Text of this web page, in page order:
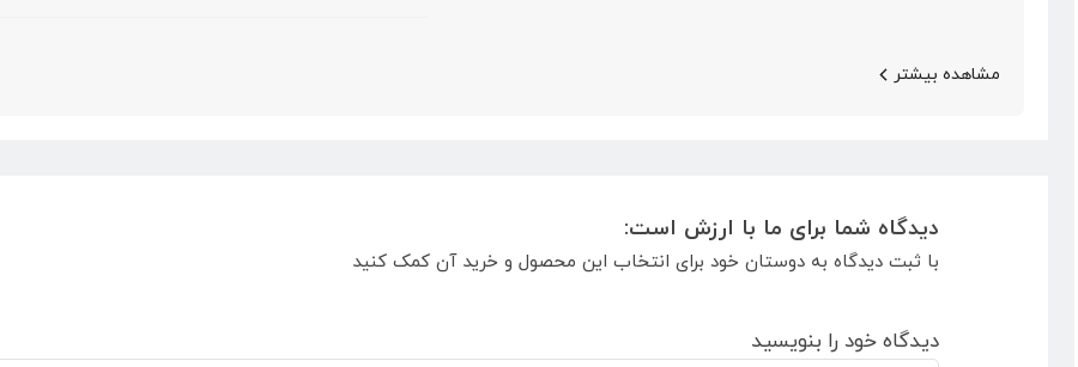
مشاهده بیشتر
دیدگاه شما برای ما با ارزش است:
با ثبت دیدگاه به دوستان خود برای انتخاب این محصول و خرید آن کمک کنید
دیدگاه خود را بنویسید